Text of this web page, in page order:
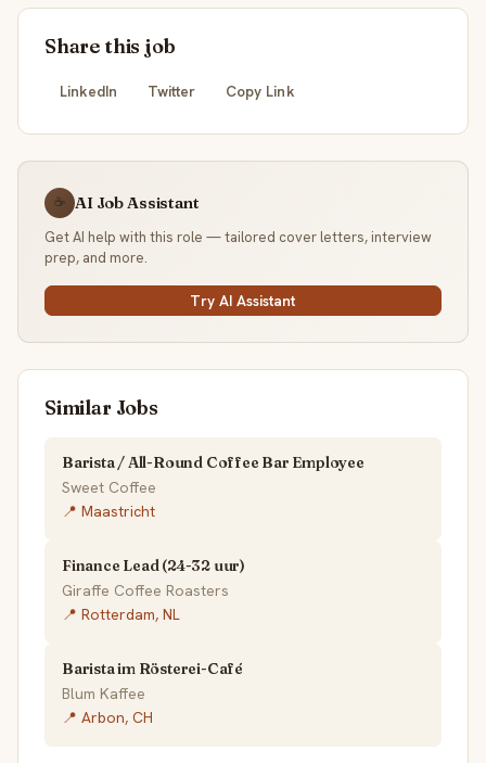
Share this job
LinkedIn Twitter Copy Link
☕ AI Job Assistant
Get AI help with this role — tailored cover letters, interview
prep, and more.
Try AI Assistant
Similar Jobs
Barista / All-Round Coffee Bar Employee
Sweet Coffee
📍 Maastricht
Finance Lead (24-32 uur)
Giraffe Coffee Roasters
📍 Rotterdam, NL
Barista im Rösterei-Café
Blum Kaffee
📍 Arbon, CH